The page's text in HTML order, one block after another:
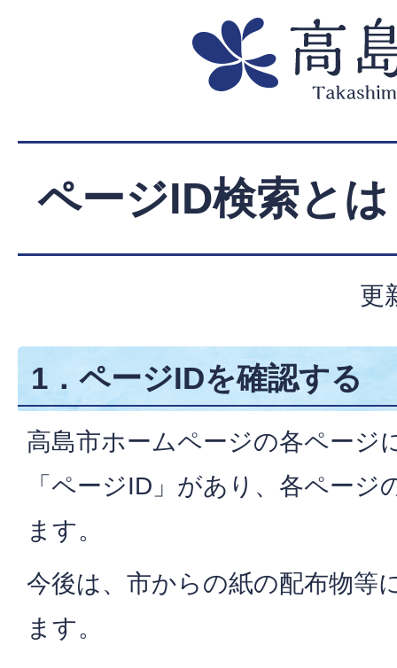
ページID検索と
更
1．ページIDを確認する
高島市ホームページの各ページ
「ページID」があり、各ペー
ます。
今後は、市からの紙の配布物等
ます。